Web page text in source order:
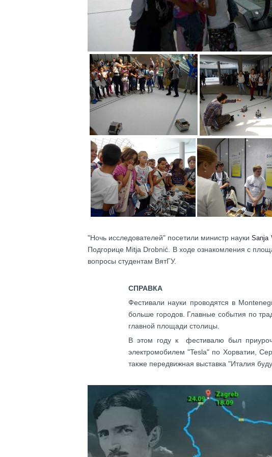
"Ночь исследователей" посетили министр наукиSanja
Подгорице Mitja Drobnić. В ходе ознакомления с
вопросы студентам ВятГУ.
СПРАВКА
Фестивали науки проводятся в
больше городов. Главные события по
главной площади столицы.
В этом году к фестивалю был
электромобилем "Tesla" по Хорватии,
также передвижная выставка "Италия